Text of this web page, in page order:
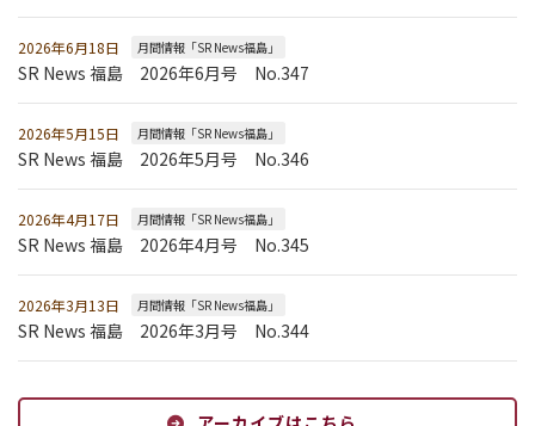
2026年6月18日 月間情報「SR News福島」
SR News 福島 2026年6月号 No.347
2026年5月15日 月間情報「SR News福島」
SR News 福島 2026年5月号 No.346
2026年4月17日 月間情報「SR News福島」
SR News 福島 2026年4月号 No.345
2026年3月13日 月間情報「SR News福島」
SR News 福島 2026年3月号 No.344